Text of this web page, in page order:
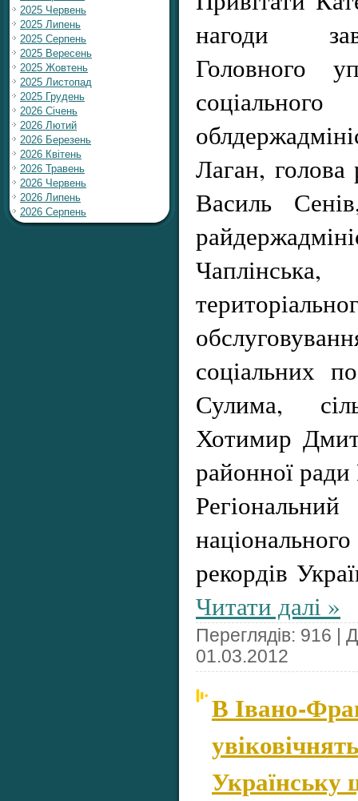
2025 Червень
2025 Липень
2025 Серпень
2025 Вересень
2025 Жовтень
2025 Листопад
2025 Грудень
2026 Січень
2026 Лютий
2026 Березень
2026 Квітень
2026 Травень
2026 Червень
2026 Липень
2026 Серпень
нагоди
Головного
Лаган, голова
Василь
соціальних
Сулима,
Хотимир
районної
рекордів
Читати далі »
Переглядів: 916 |
01.03.2012
В Івано-
Українську